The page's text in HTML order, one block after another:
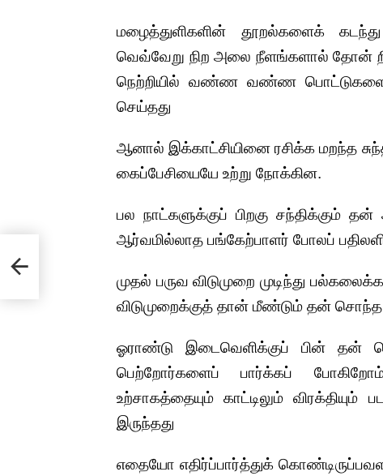
மழைத்துளிகளின் தூறல்களைக்
வெவ்வேறு நிற அலை நீளங்களால் தோன்
நெற்றியில் வண்ண வண்ண பொட்டுகளை
செய்தது
ஆனால் இக்காட்சியினை ரசிக்க மறந்த
கைப்பேசியையே உற்று நோக்கின.
பல நாட்களுக்குப் பிறகு சந்திக்கும்
ஆர்வமில்லாத பங்கேற்பாளர் போலப்
முதல் பருவ விடுமுறை முடிந்து
விடுமுறைக்குத் தான் மீண்டும் தன்
ஓராண்டு இடைவெளிக்குப் பின் தன்
பெற்றோர்களைப் பார்க்கப்
உற்சாகத்தையும் காட்டிலும் விரக்தியும்
இருந்தது
எதையோ எதிர்ப்பார்த்துக்